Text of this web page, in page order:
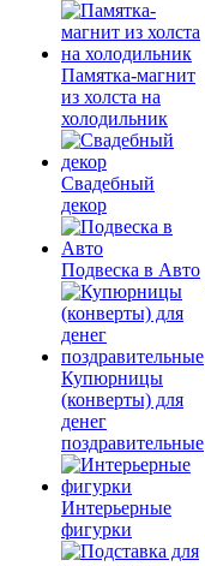
Памятка-магнит
из холста на
холодильник
Свадебный
декор
Подвеска в Авто
Купюрницы
(конверты) для
денег
поздравительные
Интерьерные
фигурки